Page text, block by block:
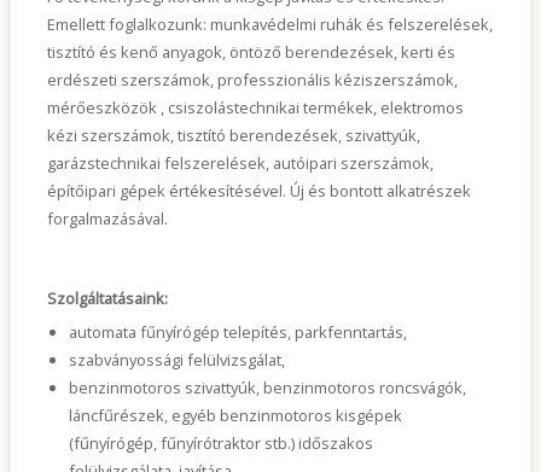
Használt gépek
Hasznos tippek
Kapcsolat
Emellett foglalkozunk: munkavédelmi ruhák és felszerelések,
tisztító és kenő anyagok, öntöző berendezések, kerti és
erdészeti szerszámok, professzionális kéziszerszámok,
mérőeszközök , csiszolástechnikai termékek, elektromos
kézi szerszámok, tisztító berendezések, szivattyúk,
garázstechnikai felszerelések, autóipari szerszámok,
építőipari gépek értékesítésével. Új és bontott alkatrészek
forgalmazásával.
Szolgáltatásaink:
automata fűnyírógép telepítés, parkfenntartás,
szabványossági felülvizsgálat,
benzinmotoros szivattyúk, benzinmotoros roncsvágók,
láncfűrészek, egyéb benzinmotoros kisgépek
(fűnyírógép, fűnyírótraktor stb.) időszakos